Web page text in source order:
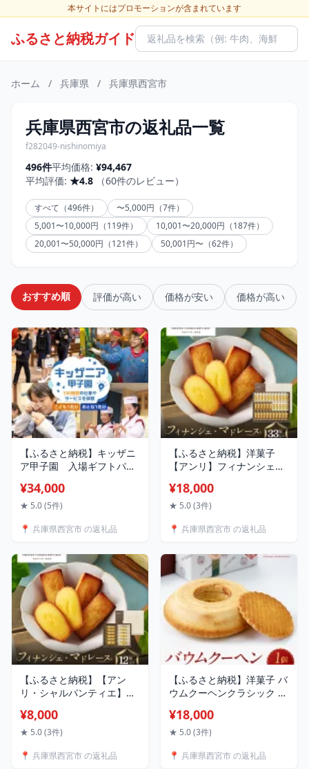
本サイトにはプロモーションが含まれています
ふるさと納税ガイド
ホーム / 兵庫県 / 兵庫県西宮市
兵庫県西宮市の返礼品一覧
f282049-nishinomiya
496件平均価格: ¥94,467
平均評価: ★4.8 （60件のレビュー）
すべて（496件）
〜5,000円（7件）
5,001〜10,000円（119件）
10,001〜20,000円（187件）
20,001〜50,000円（121件）
50,001円〜（62件）
おすすめ順 評価が高い 価格が安い 価格が高い
【ふるさと納税】キッザニ
ア甲子園 入場ギフトパス
分) | 西宮 人気施設 体験型
テーマパーク 親子で楽しむ
ット レジャー ファミリー
料無料 ふるさと納税
¥34,000
★ 5.0 (5件)
📍 兵庫県西宮市 の返礼品
【ふるさと納税】洋菓子
【アンリ】フィナンシェ・
HFM-50N2(西宮市・芦屋市
共通返礼品) | 西宮 洋菓子
わせ 人気 おすすめ フィナ
ツ ギフト お取り寄せ 通販
送料無料 ふるさと納税 洋
菓子
¥18,000
★ 5.0 (3件)
📍 兵庫県西宮市 の返礼品
【ふるさと納税】【アン
リ・シャルパンティエ】フ
合せ 12個入 HFM-18N2 |
西宮 洋菓子 ブランド 焼き
すめ フィナンシェ マドレ
¥8,000
★ 5.0 (3件)
📍 兵庫県西宮市 の返礼品
【ふるさと納税】洋菓子 バ
ウムクーヘンクラシック レ
ザート 焼菓子 食品 ケーキ
贈り物 手土産 ギフト 人気
送料無料 ふるさと納税
¥18,000
★ 5.0 (3件)
📍 兵庫県西宮市 の返礼品